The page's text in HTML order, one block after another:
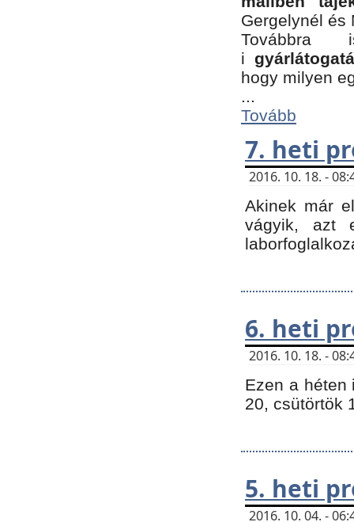
Gergelynél és
Továbbra
i
hogy milyen
...
Tovább
7. heti
2016. 10. 18. -
Akinek már
vágyik, azt
6. heti
2016. 10. 18. -
Ezen a héten
20, csütörtök
5. heti
2016. 10. 04. -